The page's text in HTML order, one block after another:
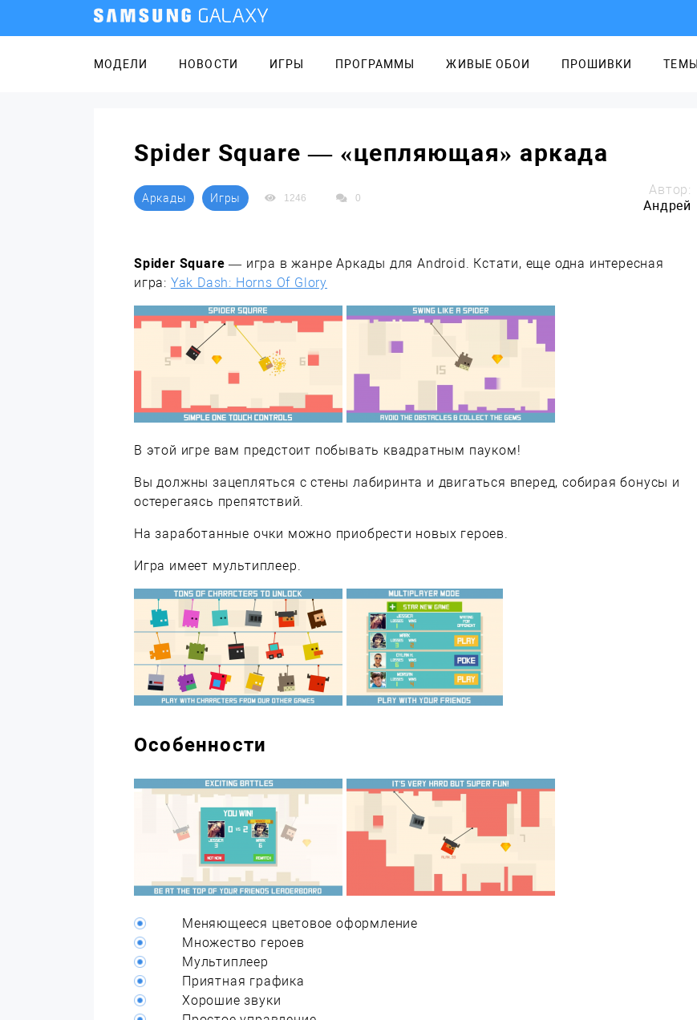
МОДЕЛИ НОВОСТИ ИГРЫ ПРОГРАММЫ ЖИВЫЕ ОБОИ ПРОШИВКИ ТЕМЫ
Spider Square — «цепляющая» аркада
Аркады Игры 1246 0
Автор:
Андрей
Spider Square — игра в жанре Аркады для Android. Кстати, еще одна интересная
игра: Yak Dash: Horns Of Glory
В этой игре вам предстоит побывать квадратным пауком!
Вы должны зацепляться с стены лабиринта и двигаться вперед, собирая бонусы и
остерегаясь препятствий.
На заработанные очки можно приобрести новых героев.
Игра имеет мультиплеер.
Особенности
Меняющееся цветовое оформление
Множество героев
Мультиплеер
Приятная графика
Хорошие звуки